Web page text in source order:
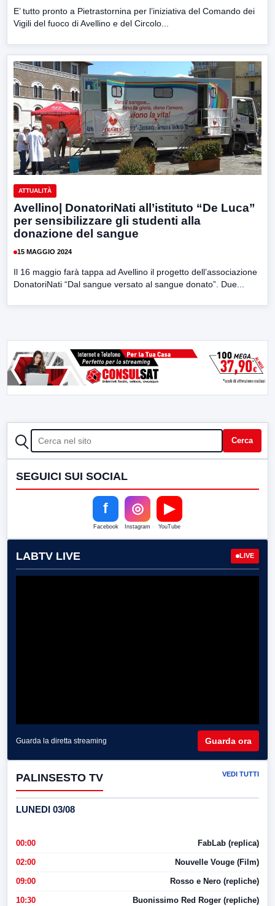
E’ tutto pronto a Pietrastornina per l’iniziativa del Comando dei
Vigili del fuoco di Avellino e del Circolo...
ATTUALITÀ
Avellino| DonatoriNati all’istituto “De Luca”
per sensibilizzare gli studenti alla
donazione del sangue
15 MAGGIO 2024
Il 16 maggio farà tappa ad Avellino il progetto dell’associazione
DonatoriNati “Dal sangue versato al sangue donato”. Due...
CERCA Cerca
SEGUICI SUI SOCIAL
f
Facebook
◎
Instagram
▶
YouTube
LABTV LIVE LIVE
Guarda la diretta streaming Guarda ora
PALINSESTO TV VEDI TUTTI
LUNEDI 03/08
00:00 FabLab (replica)
02:00 Nouvelle Vouge (Film)
09:00 Rosso e Nero (repliche)
10:30 Buonissimo Red Roger (repliche)